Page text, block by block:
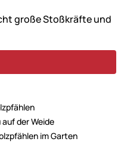
große Stoßkräfte und
der Weide
im Garten